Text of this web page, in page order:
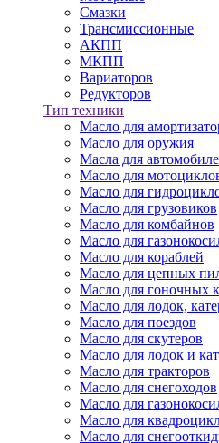
Смазки
Трансмиссионные
АКПП
МКПП
Вариаторов
Редукторов
Тип техники
Масло для
Масло для оружия
Масла для
Масло для
Масло для
Масло для грузовиков
Масло для комбайнов
Масло для
Масло для кораблей
Масло для цепных
Масло для гоночных
Масло для лодок,
Масло для поездов
Масло для скутеров
Масло для лодок и
Масло для тракторов
Масло для снегоходов
Масло для
Масло для
Масло для